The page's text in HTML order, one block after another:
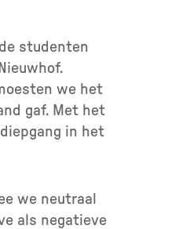
studenten
we het
gaf. Met het
in het
we neutraal
als negatieve